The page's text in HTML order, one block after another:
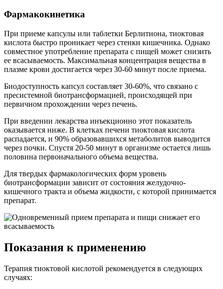
Фармакокинетика
При приеме капсулы или таблетки Берлитиона, тиоктовая
кислота быстро проникает через стенки кишечника. Однако
совместное употребление препарата с пищей может снизить
ее всасываемость. Максимальная концентрация вещества в
плазме крови достигается через 30-60 минут после приема.
Биодоступность капсул составляет 30-60%, что связано с
пресистемной биотрансформацией, происходящей при
первичном прохождении через печень.
При введении лекарства инъекционно этот показатель
оказывается ниже. В клетках печени тиоктовая кислота
распадается, и 90% образовавшихся метаболитов выводится
через почки. Спустя 20-50 минут в организме остается лишь
половина первоначального объема вещества.
Для твердых фармакологических форм уровень
биотрансформации зависит от состояния желудочно-
кишечного тракта и объема жидкости, с которой принимается
препарат.
Показания к применению
Терапия тиоктовой кислотой рекомендуется в следующих
случаях: